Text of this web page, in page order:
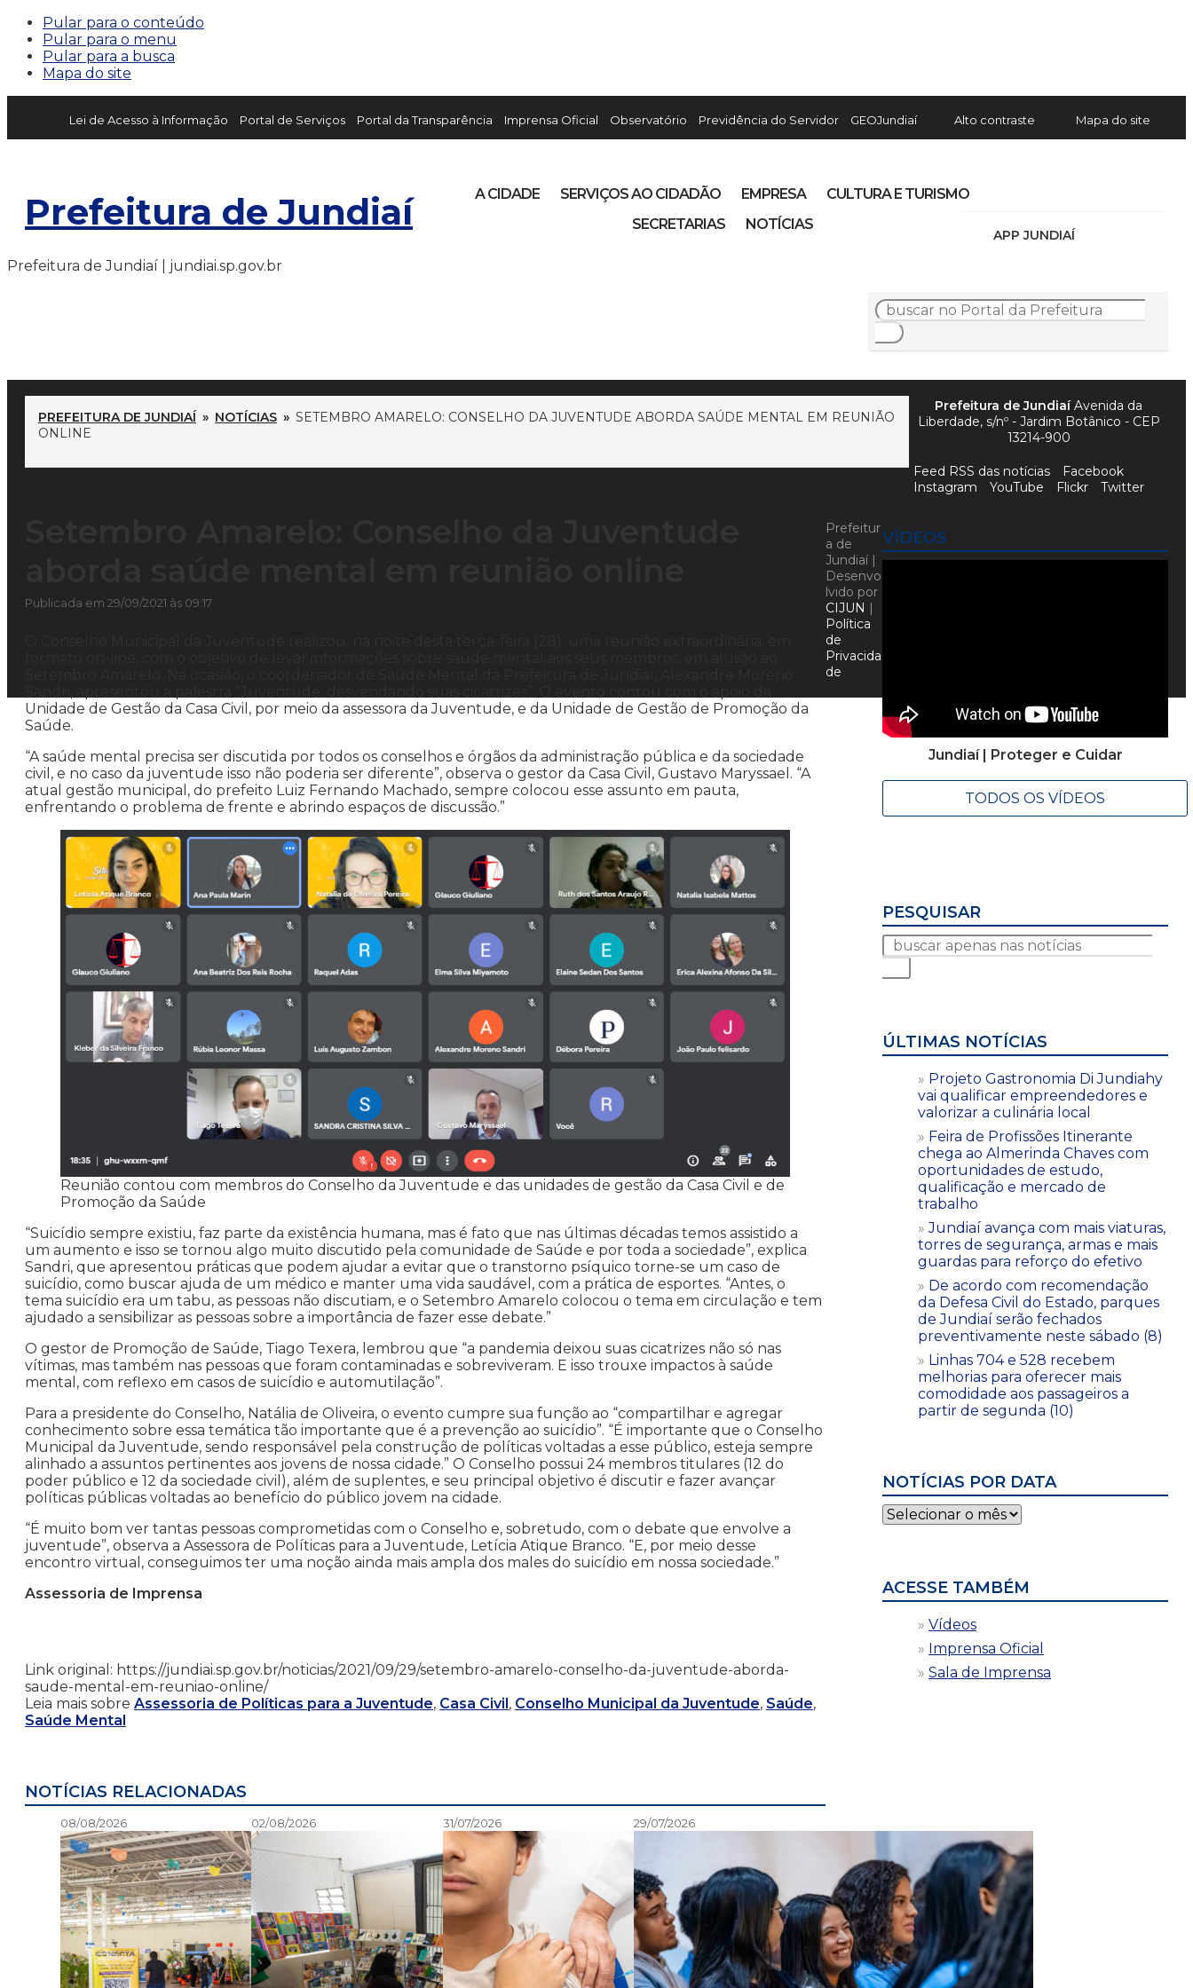
Pular para o conteúdo
Pular para o menu
Pular para a busca
Mapa do site
Lei de Acesso à Informação Portal de Serviços Portal da Transparência Imprensa Oficial Observatório Previdência do Servidor GEOJundiaí Alto contraste Mapa do site
Prefeitura de Jundiaí
APP JUNDIAÍ
A CIDADE SERVIÇOS AO CIDADÃO EMPRESA
CULTURA E TURISMO
SECRETARIAS
NOTÍCIAS
Prefeitura de Jundiaí | jundiai.sp.gov.br
PREFEITURA DE JUNDIAÍ » NOTÍCIAS » SETEMBRO AMARELO: CONSELHO DA JUVENTUDE ABORDA SAÚDE MENTAL EM REUNIÃO
ONLINE
Publicada em 29/09/2021 às 09:17
Unidade de Gestão da Casa Civil, por meio da assessora da Juventude, e da Unidade de Gestão de Promoção da
Saúde.
“A saúde mental precisa ser discutida por todos os conselhos e órgãos da administração pública e da sociedade
civil, e no caso da juventude isso não poderia ser diferente”, observa o gestor da Casa Civil, Gustavo Maryssael. “A
atual gestão municipal, do prefeito Luiz Fernando Machado, sempre colocou esse assunto em pauta,
enfrentando o problema de frente e abrindo espaços de discussão.”
Reunião contou com membros do Conselho da Juventude e das unidades de gestão da Casa Civil e de
Promoção da Saúde
“Suicídio sempre existiu, faz parte da existência humana, mas é fato que nas últimas décadas temos assistido a
um aumento e isso se tornou algo muito discutido pela comunidade de Saúde e por toda a sociedade”, explica
Sandri, que apresentou práticas que podem ajudar a evitar que o transtorno psíquico torne-se um caso de
suicídio, como buscar ajuda de um médico e manter uma vida saudável, com a prática de esportes. “Antes, o
tema suicídio era um tabu, as pessoas não discutiam, e o Setembro Amarelo colocou o tema em circulação e tem
ajudado a sensibilizar as pessoas sobre a importância de fazer esse debate.”
O gestor de Promoção de Saúde, Tiago Texera, lembrou que “a pandemia deixou suas cicatrizes não só nas
vítimas, mas também nas pessoas que foram contaminadas e sobreviveram. E isso trouxe impactos à saúde
mental, com reflexo em casos de suicídio e automutilação”.
Para a presidente do Conselho, Natália de Oliveira, o evento cumpre sua função ao “compartilhar e agregar
conhecimento sobre essa temática tão importante que é a prevenção ao suicídio”. “É importante que o Conselho
Municipal da Juventude, sendo responsável pela construção de políticas voltadas a esse público, esteja sempre
alinhado a assuntos pertinentes aos jovens de nossa cidade.” O Conselho possui 24 membros titulares (12 do
poder público e 12 da sociedade civil), além de suplentes, e seu principal objetivo é discutir e fazer avançar
políticas públicas voltadas ao benefício do público jovem na cidade.
“É muito bom ver tantas pessoas comprometidas com o Conselho e, sobretudo, com o debate que envolve a
juventude”, observa a Assessora de Políticas para a Juventude, Letícia Atique Branco. “E, por meio desse
encontro virtual, conseguimos ter uma noção ainda mais ampla dos males do suicídio em nossa sociedade.”
Assessoria de Imprensa
Link original: https://jundiai.sp.gov.br/noticias/2021/09/29/setembro-amarelo-conselho-da-juventude-aborda-
saude-mental-em-reuniao-online/
Leia mais sobre Assessoria de Políticas para a Juventude, Casa Civil, Conselho Municipal da Juventude, Saúde,
Saúde Mental
NOTÍCIAS RELACIONADAS
08/08/2026 02/08/2026 31/07/2026 29/07/2026
VÍDEOS
Jundiaí | Proteger e Cuidar
TODOS OS VÍDEOS
PESQUISAR
ÚLTIMAS NOTÍCIAS
Projeto Gastronomia Di Jundiahy
vai qualificar empreendedores e
valorizar a culinária local
Feira de Profissões Itinerante
chega ao Almerinda Chaves com
oportunidades de estudo,
qualificação e mercado de
trabalho
Jundiaí avança com mais viaturas,
torres de segurança, armas e mais
guardas para reforço do efetivo
De acordo com recomendação
da Defesa Civil do Estado, parques
de Jundiaí serão fechados
preventivamente neste sábado (8)
Linhas 704 e 528 recebem
melhorias para oferecer mais
comodidade aos passageiros a
partir de segunda (10)
NOTÍCIAS POR DATA
Notícias
por
ACESSE TAMBÉM
Vídeos
Imprensa Oficial
Sala de Imprensa
Prefeitura de JundiaíAvenida da
Liberdade, s/nº - Jardim Botânico - CEP
13214-900
Feed RSS das notícias
Facebook
Instagram
YouTube Flickr Twitter
Prefeitur
a de
Jundiaí |
Desenvo
lvido por
CIJUN |
Política
de
Privacida
de